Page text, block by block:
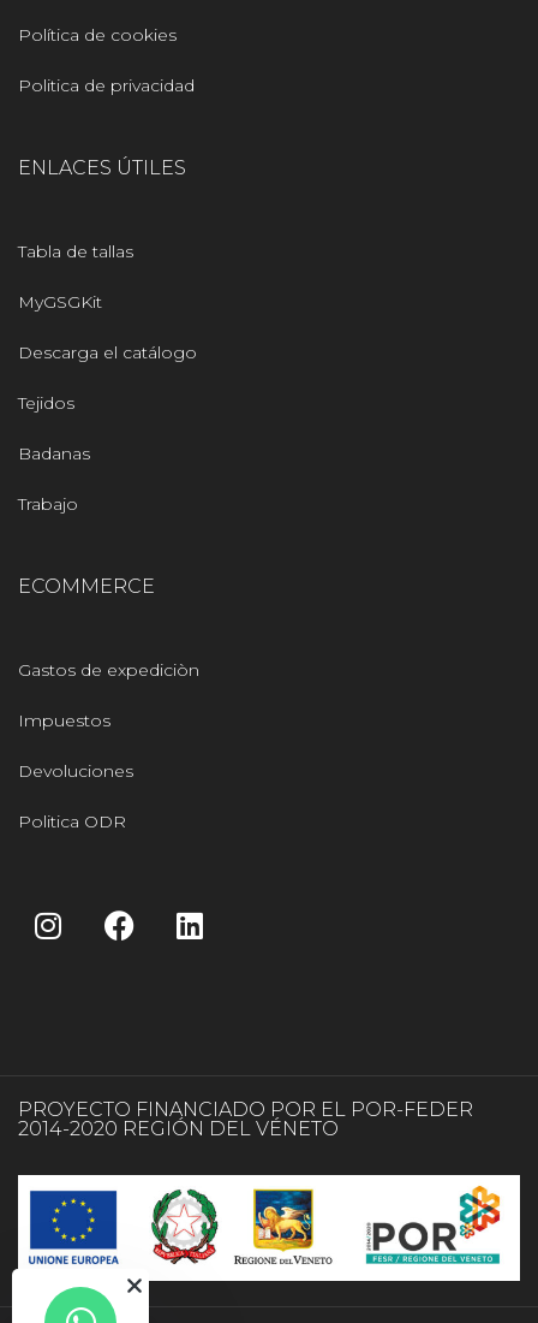
Política de cookies
Politica de privacidad
ENLACES ÚTILES
Tabla de tallas
MyGSGKit
Descarga el catálogo
Tejidos
Badanas
Trabajo
ECOMMERCE
Gastos de expediciòn
Impuestos
Devoluciones
Politica ODR
PROYECTO FINANCIADO POR EL POR-FEDER
2014-2020 REGIÓN DEL VÉNETO